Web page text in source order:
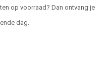
op voorraad? Dan ontvang je
dag.